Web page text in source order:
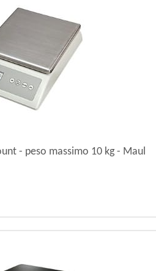
- peso massimo 10 kg - Maul